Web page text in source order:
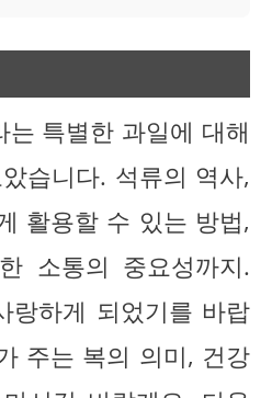
특별한 과일에 대해
습니다. 석류의 역사,
활용할 수 있는 방법,
소통의 중요성까지.
랑하게 되었기를 바랍
주는 복의 의미, 건강